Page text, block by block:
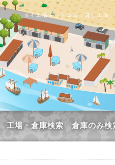
タイ工場ドットコム：貸し工場
工場・倉庫検索 倉庫のみ検